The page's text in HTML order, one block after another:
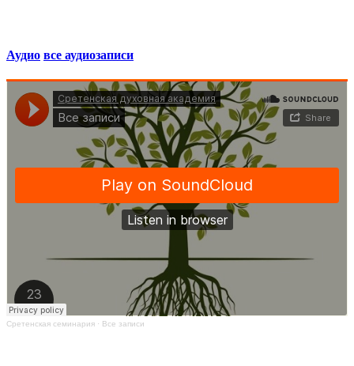
Аудио все аудиозаписи
Сретенская семинария · Все записи